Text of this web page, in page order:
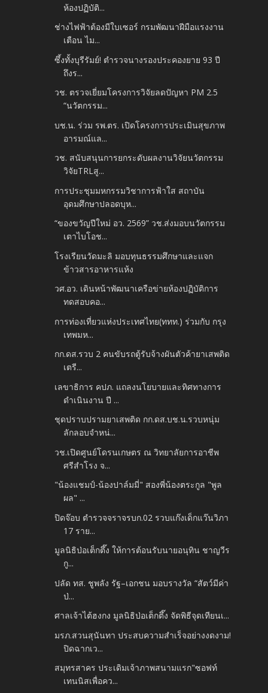
ห้องปฏิบัติ...
ช่างไฟฟ้าต้องมีใบเซอร์ กรมพัฒนาฝีมือแรงงาน
เตือน ไม...
ซึ้งทั้งบุรีรัมย์! ตำรวจนางรองประคองยาย 93 ปี
ถึงร...
วช. ตรวจเยี่ยมโครงการวิจัยลดปัญหา PM 2.5
“นวัตกรรม...
บช.น. ร่วม รพ.ตร. เปิดโครงการประเมินสุขภาพ
อารมณ์แล...
วช. สนับสนุนการยกระดับผลงานวิจัยนวัตกรรม
วิจัยTRLสู...
การประชุมมหกรรมวิชาการฟ้าใส สถาบัน
อุดมศึกษาปลอดบุห...
“ของขวัญปีใหม่ อว. 2569” วช.ส่งมอบนวัตกรรม
เตาไบโอช...
โรงเรียนวัดมะลิ มอบทุนธรรมศึกษาและแจก
ข้าวสารอาหารแห้ง
วศ.อว. เดินหน้าพัฒนาเครือข่ายห้องปฏิบัติการ
ทดสอบคอ...
การท่องเที่ยวแห่งประเทศไทย(ททท.) ร่วมกับ กรุง
เทพมห...
กก.ดส.รวบ 2 คนขับรถตู้รับจ้างผันตัวค้ายาเสพติด
เตรี...
เลขาธิการ คปภ. แถลงนโยบายและทิศทางการ
ดำเนินงาน ปี ...
ชุดปราบปรามยาเสพติด กก.ดส.บช.น.รวบหนุ่ม
ลักลอบจำหน่...
วช.เปิดศูนย์โดรนเกษตร ณ วิทยาลัยการอาชีพ
ศรีสำโรง จ...
"น้องแชมป์-น้องปาล์มมี่" สองพี่น้องตระกูล "พูล
ผล" ...
ปิดจ๊อบ ตำรวจจราจรบก.02 รวบแก๊งเด็กแว๊นวิภา
17 ราย...
มูลนิธิป่อเต็กตึ๊ง ให้การต้อนรับนายอนุทิน ชาญวีร
กู...
ปลัด ทส. ชูพลัง รัฐ–เอกชน มอบรางวัล “สัตว์มีค่า
ป่...
ศาลเจ้าไต้ฮงกง มูลนิธิป่อเต็กตึ๊ง จัดพิธีจุดเทียนเ...
มรภ.สวนสุนันทา ประสบความสำเร็จอย่างงดงาม!
ปิดฉากเว...
สมุทรสาคร ประเดิมเจ้าภาพสนามแรก"ซอฟท์
เทนนิสเพื่อคว...